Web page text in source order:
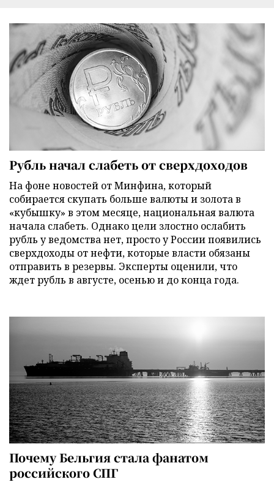
Рубль начал слабеть от сверхдоходов
На фоне новостей от Минфина, который
собирается скупать больше валюты и золота в
«кубышку» в этом месяце, национальная валюта
начала слабеть. Однако цели злостно ослабить
рубль у ведомства нет, просто у России появились
сверхдоходы от нефти, которые власти обязаны
отправить в резервы. Эксперты оценили, что
ждет рубль в августе, осенью и до конца года.
Почему Бельгия стала фанатом
российского СПГ